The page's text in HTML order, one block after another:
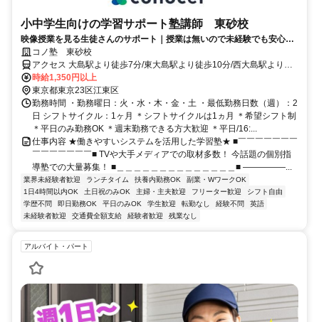
小中学生向けの学習サポート塾講師 東砂校
映像授業を見る生徒さんのサポート｜授業は無いので未経験でも安心｜
WEB面接/1回｜週2日～OK｜履歴書不要｜応募後はフォームに1分で回
答｜1分単位で給与支給｜WワークOK｜私服勤務｜有給休暇あり｜定時
退社
コノ塾 東砂校
アクセス 大島駅より徒歩7分/東大島駅より徒歩10分/西大島駅より徒
歩16分
時給1,350円以上
東京都東京23区江東区
勤務時間 ・勤務曜日：火・水・木・金・土 ・最低勤務日数（週）：2
日 シフトサイクル：1ヶ月 ＊シフトサイクルは1ヵ月 ＊希望シフト制
＊平日のみ勤務OK ＊週末勤務できる方大歓迎 ＊平日/16:...
仕事内容 ★働きやすいシステムを活用した学習塾★ ■￣￣￣￣￣￣￣
￣￣￣￣￣￣￣■ TVや大手メディアでの取材多数！ 今話題の個別指
導塾での大量募集！ ■＿＿＿＿＿＿＿＿＿＿＿＿＿＿■ ―――――...
業界未経験者歓迎 ランチタイム 扶養内勤務OK
副業・WワークOK
1日4時間以内OK
土日祝のみOK 主婦・主夫歓迎 フリーター歓迎
シフト自由
学歴不問
即日勤務OK 平日のみOK 学生歓迎 転勤なし 経験不問
英語
未経験者歓迎
交通費全額支給 経験者歓迎 残業なし
アルバイト・パート